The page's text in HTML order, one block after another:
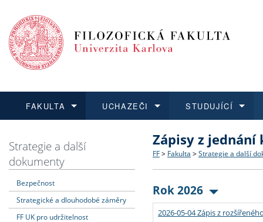
FAKULTA
Dozvědět se více
Struktura a historie
Strategie a další
Podpora a benefity pro
UCHAZEČI
Podat přihlášku
Co studovat a jak se
Učitelské studijní
Informace k průběhu
STUDUJÍCÍ
Dozvědět se více
Bakalářské a magisterské
Doktorské studium
Rigorózní řízení
Dozvědět se více
O vědě a výzkumu na FF
Akademické kvalifikace
Granty a projekty
Dozvědět se více
Aktuální nabídky a
Vyjíždějící studenti
Přijíždějící studenti
Strategie a další
dokumenty
Bezpečnost
Strategické a dlouhodobé záměry
FF UK pro udržitelnost
Zápisy z jednání
FF > Fakulta > Strategie a další
Rok 2026
2026-05-04 Zápis z